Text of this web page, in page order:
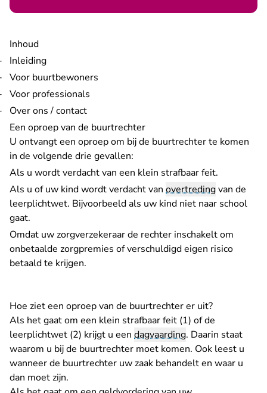
Inhoud
Inleiding
Voor buurtbewoners
Voor professionals
Over ons / contact
Een oproep van de buurtrechter
U ontvangt een oproep om bij de buurtrechter te komen
in de volgende drie gevallen:
Als u wordt verdacht van een klein strafbaar feit.
Als u of uw kind wordt verdacht van overtredingvan de
leerplichtwet. Bijvoorbeeld als uw kind niet naar school
gaat.
Omdat uw zorgverzekeraar de rechter inschakelt om
onbetaalde zorgpremies of verschuldigd eigen risico
betaald te krijgen.
Hoe ziet een oproep van de buurtrechter er uit?
Als het gaat om een klein strafbaar feit (1) of de
leerplichtwet (2) krijgt u een dagvaarding. Daarin staat
waarom u bij de buurtrechter moet komen. Ook leest u
wanneer de buurtrechter uw zaak behandelt en waar u
dan moet zijn.